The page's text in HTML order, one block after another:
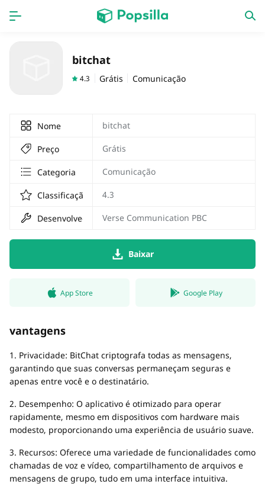
Nouveautés
bitchat
4.3 Grátis Comunicação
Nome bitchat
Preço Grátis
Categoria Comunicação
Classificação 4.3
Desenvolvedor Verse Communication PBC
Baixar
App Store Google Play
vantagens
1. Privacidade: BitChat criptografa todas as mensagens,
garantindo que suas conversas permaneçam seguras e
apenas entre você e o destinatário.
2. Desempenho: O aplicativo é otimizado para operar
rapidamente, mesmo em dispositivos com hardware mais
modesto, proporcionando uma experiência de usuário suave.
3. Recursos: Oferece uma variedade de funcionalidades como
chamadas de voz e vídeo, compartilhamento de arquivos e
mensagens de grupo, tudo em uma interface intuitiva.